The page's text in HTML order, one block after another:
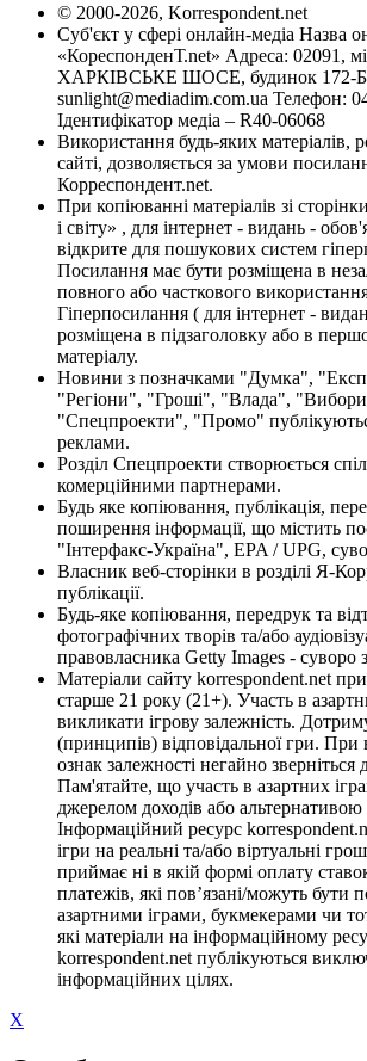
© 2000-2026, Korrespondent.net
Суб'єкт у сфері онлайн-медіа Назва
«КореспонденТ.net» Адреса: 02091,
ХАРКІВСЬКЕ ШОСЕ, будинок 172-Б,
sunlight@mediadim.com.ua Телефон:
Ідентифікатор медіа – R40-06068
Використання будь-яких матеріалів,
сайті, дозволяється за умови
Корреспондент.net.
При копіюванні матеріалів зі
і світу» , для інтернет - видань -
відкрите для пошукових систем
Посилання має бути розміщена в
повного або часткового використання
Гіперпосилання ( для інтернет -
розміщена в підзаголовку або в
матеріалу.
Новини з позначками "Думка",
"Регіони", "Гроші", "Влада",
"Спецпроекти", "Промо"
реклами.
Розділ Спецпроекти створюється
комерційними партнерами.
Будь яке копіювання, публікація,
поширення інформації, що містить
"Інтерфакс-Україна", EPA / UPG,
Власник веб-сторінки в розділі Я-
публікації.
Будь-яке копіювання, передрук та
фотографічних творів та/або
правовласника Getty Images - суворо
Матеріали сайту korrespondent.net
старше 21 року (21+). Участь в
викликати ігрову залежність.
(принципів) відповідальної гри.
ознак залежності негайно зверніться
Пам'ятайте, що участь в азартних
джерелом доходів або альтернативою
Інформаційний ресурс
ігри на реальні та/або віртуальні
приймає ні в якій формі оплату
платежів, які пов’язані/можуть бути
азартними іграми, букмекерами чи
які матеріали на інформаційному
korrespondent.net публікуються
інформаційних цілях.
X